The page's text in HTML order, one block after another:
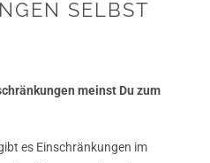
SELBST
meinst Du zum
es Einschränkungen im